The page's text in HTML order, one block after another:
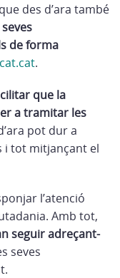
des d’ara també
de forma
.
que la
a tramitar les
pot dur a
i tot mitjançant el
l’atenció
Amb tot,
seguir adreçant-
seves